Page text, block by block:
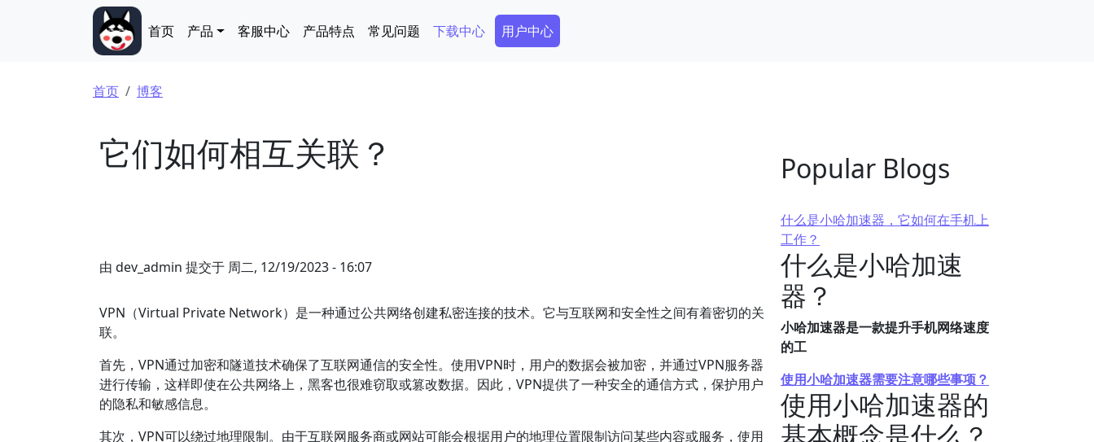
Main navigation
首页 产品 客服中心 产品特点 常见问题 下载中心 Secondary Menu
用户中心
面包屑
首页 博客
它们如何相互关联？
由 dev_admin 提交于 周二, 12/19/2023 - 16:07
VPN（Virtual Private Network）是一种通过公共网络创建私密连接的技术。它与互联网和安全性之间有着密切的关
联。
首先，VPN通过加密和隧道技术确保了互联网通信的安全性。使用VPN时，用户的数据会被加密，并通过VPN服务器
进行传输，这样即使在公共网络上，黑客也很难窃取或篡改数据。因此，VPN提供了一种安全的通信方式，保护用户
的隐私和敏感信息。
其次，VPN可以绕过地理限制。由于互联网服务商或网站可能会根据用户的地理位置限制访问某些内容或服务，使用
Popular Blogs
什么是小哈加速器，它如何在手机上
工作？
什么是小哈加速
器？
小哈加速器是一款提升手机网络速度
的工
使用小哈加速器需要注意哪些事项？
使用小哈加速器的